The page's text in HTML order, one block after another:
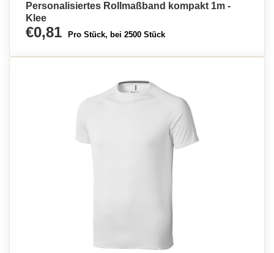
Personalisiertes Rollmaßband kompakt 1m -
Klee
€0,81 Pro Stück, bei 2500 Stück